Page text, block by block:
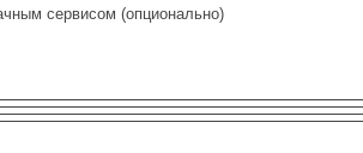
сервисом (опционально)